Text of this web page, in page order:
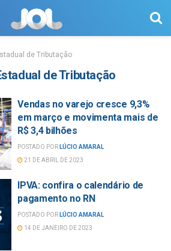
de Tributação
de Tributação
Vendas no varejo cresce 9,3%
em março e movimenta mais de
R$ 3,4 bilhões
POSTADO POR LÚCIO AMARAL
21 DE ABRIL DE 2023
IPVA: confira o calendário de
pagamento no RN
POSTADO POR LÚCIO AMARAL
14 DE JANEIRO DE 2023